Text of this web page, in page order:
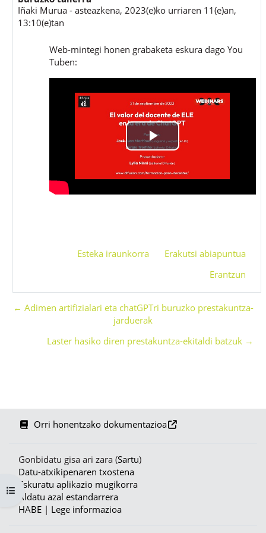
Zabaldu ikastaroaren aurkibidea
Iñaki Murua- asteazkena, 2023(e)ko urriaren 11(e)an,
13:10(e)tan
Web-mintegi honen grabaketa eskura dago You
Tuben:
Bideoa
hasi
Esteka iraunkorra
Erakutsi abiapuntua
Erantzun
← Adimen artifizialari eta chatGPTri buruzko prestakuntza-
jarduerak
Laster hasiko diren prestakuntza-ekitaldi batzuk →
Orri honentzako dokumentazioa
Gonbidatu gisa ari zara (Sartu)
Datu-atxikipenaren txostena
Eskuratu aplikazio mugikorra
Aldatu azal estandarrera
HABE | Lege informazioa